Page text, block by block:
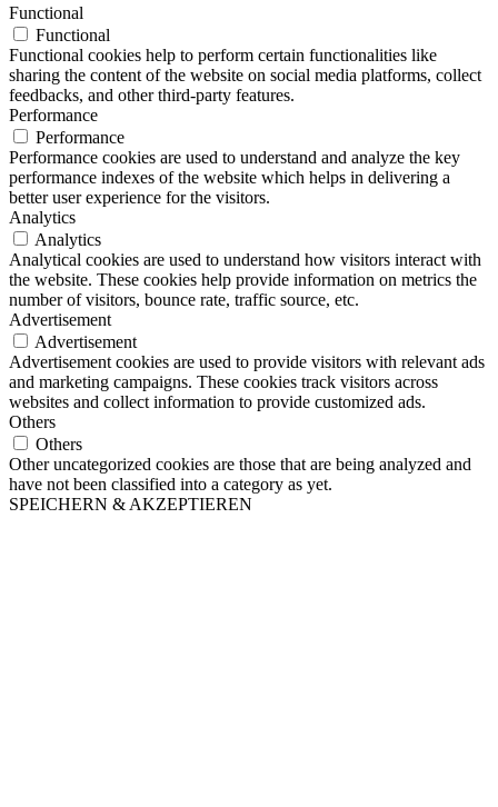
Functional
Functional
Functional cookies help to perform certain functionalities like
sharing the content of the website on social media platforms, collect
feedbacks, and other third-party features.
Performance
Performance
Performance cookies are used to understand and analyze the key
performance indexes of the website which helps in delivering a
better user experience for the visitors.
Analytics
Analytics
Analytical cookies are used to understand how visitors interact with
the website. These cookies help provide information on metrics the
number of visitors, bounce rate, traffic source, etc.
Advertisement
Advertisement
Advertisement cookies are used to provide visitors with relevant ads
and marketing campaigns. These cookies track visitors across
websites and collect information to provide customized ads.
Others
Others
Other uncategorized cookies are those that are being analyzed and
have not been classified into a category as yet.
SPEICHERN & AKZEPTIEREN